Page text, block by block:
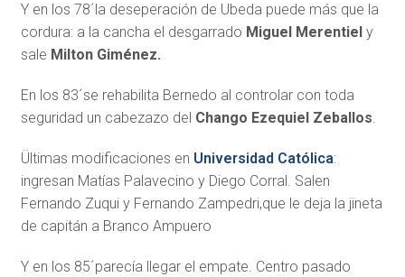
Y en los 78´la deseperación de Ubeda puede más que la
cordura: a la cancha el desgarrado Miguel Merentiely
sale Milton Giménez.
En los 83´se rehabilita Bernedo al controlar con toda
seguridad un cabezazo del Chango Ezequiel Zeballos.
Ültimas modificaciones en Universidad Católica:
ingresan Matías Palavecino y Diego Corral. Salen
Fernando Zuqui y Fernando Zampedri,que le deja la jineta
de capitán a Branco Ampuero
Y en los 85´parecía llegar el empate. Centro pasado